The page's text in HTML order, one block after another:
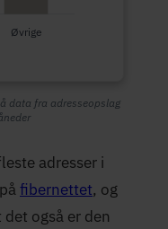
Øvrige
data fra adresseopslag
adresser i
fibernettet, og
også er den